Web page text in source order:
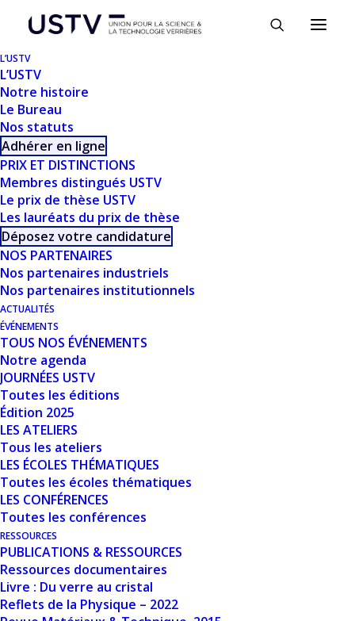
L’USTV
L’USTV
Notre histoire
Le Bureau
Nos statuts
Adhérer en ligne
PRIX ET DISTINCTIONS
Membres distingués USTV
Le prix de thèse USTV
Les lauréats du prix de thèse
Déposez votre candidature
NOS PARTENAIRES
Nos partenaires industriels
Nos partenaires institutionnels
ACTUALITÉS
ÉVÉNEMENTS
TOUS NOS ÉVÉNEMENTS
Notre agenda
JOURNÉES USTV
Toutes les éditions
Édition 2025
LES ATELIERS
Tous les ateliers
LES ÉCOLES THÉMATIQUES
Toutes les écoles thématiques
LES CONFÉRENCES
Toutes les conférences
RESSOURCES
PUBLICATIONS & RESSOURCES
Ressources documentaires
Livre : Du verre au cristal
Reflets de la Physique – 2022
TÉLÉCHARGER
Télécharger
Nombre de fichiers
Date de
création
Dernière mise
à jour
PROPRIÉTÉS
OPTIQUES DU
VERRE DÉCORÉ - D.